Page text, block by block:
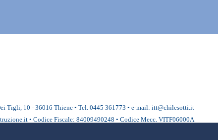
Tigli, 10 - 36016 Thiene • Tel. 0445 361773 • e-mail: itt@chilesotti.it
• Codice Fiscale: 84009490248 • Codice Mecc. VITF06000A